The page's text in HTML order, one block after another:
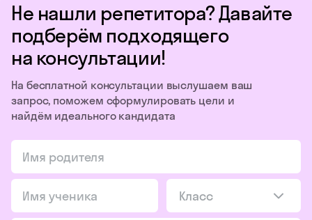
Не нашли репетитора? Давайте
подберём подходящего
на консультации!
На бесплатной консультации выслушаем ваш
запрос, поможем сформулировать цели и
найдём идеального кандидата
Класс